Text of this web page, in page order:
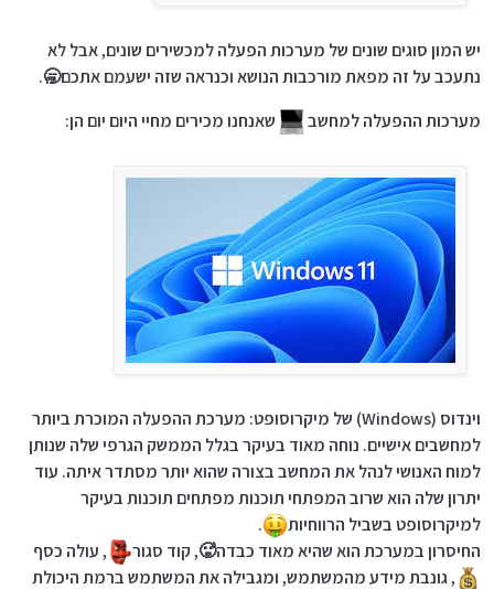
יש המון סוגים שונים של מערכות הפעלה למכשירים שונים, אבל לא
נתעכב על זה מפאת מורכבות הנושא וכנראה שזה ישעמם אתכם🥱.
מערכות ההפעלה למחשב
שאנחנו מכירים מחיי היום יום הן:
וינדוס (Windows) של מיקרוסופט: מערכת ההפעלה המוכרת ביותר
למחשבים אישיים. נוחה מאוד בעיקר בגלל הממשק הגרפי שלה שנותן
למוח האנושי לנהל את המחשב בצורה שהוא יותר מסתדר איתה. עוד
יתרון שלה הוא שרוב המפתחי תוכנות מפתחים תוכנות בעיקר
למיקרוסופט בשביל הרווחיות
.
החיסרון במערכת הוא שהיא מאוד כבדה🥵, קוד סגור
, עולה כסף
, גונבת מידע מהמשתמש, ומגבילה את המשתמש ברמת היכולת